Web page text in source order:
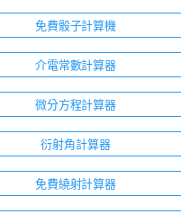
免費骰子計算機
介電常數計算器
微分方程計算器
衍射角計算器
免費繞射計算器